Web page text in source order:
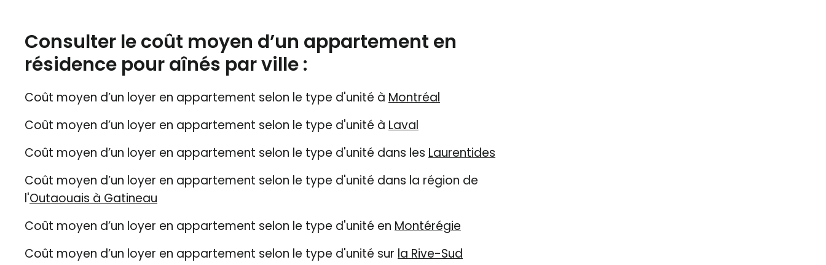
Consulter le coût moyen d’un appartement en
résidence pour aînés par ville :
Coût moyen d’un loyer en appartement selon le type d'unité à Montréal
Coût moyen d’un loyer en appartement selon le type d'unité à Laval
Coût moyen d’un loyer en appartement selon le type d'unité dans les Laurentides
Coût moyen d’un loyer en appartement selon le type d'unité dans la région de
l'Outaouais à Gatineau
Coût moyen d’un loyer en appartement selon le type d'unité en Montérégie
Coût moyen d’un loyer en appartement selon le type d'unité sur la Rive-Sud